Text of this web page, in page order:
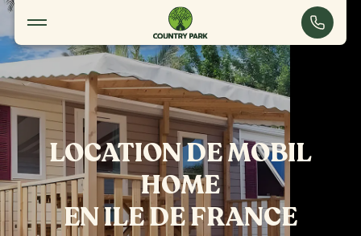
Les hébergements
LOCATION DE MOBIL
HOME
EN ILE DE FRANCE